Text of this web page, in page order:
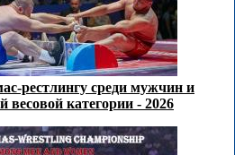
рестлингу среди мужчин и
категории - 2026